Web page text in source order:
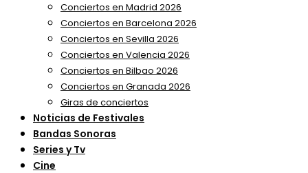
Conciertos en Madrid 2026
Conciertos en Barcelona 2026
Conciertos en Sevilla 2026
Conciertos en Valencia 2026
Conciertos en Bilbao 2026
Conciertos en Granada 2026
Giras de conciertos
Noticias de Festivales
Bandas Sonoras
Series y Tv
Cine